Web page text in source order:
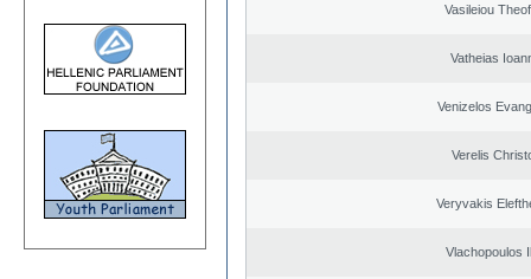
Vasileiou
Vatheias
Venizelos
Verelis
Veryvakis
Vlachopoulos